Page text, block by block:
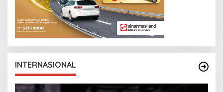
INTERNASIONAL